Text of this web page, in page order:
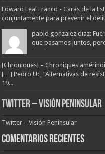
Edward Leal Franco - Caras de la
conjuntamente para prevenir el
pablo gonzalez diaz:
que pasamos juntos,
[Chroniques] – Chroniques
[…] Pedro Uc, “Alternativas de
19...
Twitter – Visión Peninsular
Twitter – Visión Peninsular
Comentarios Recientes